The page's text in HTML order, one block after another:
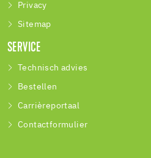
Privacy
Sitemap
SERVICE
Technisch advies
Bestellen
Carrièreportaal
Contactformulier